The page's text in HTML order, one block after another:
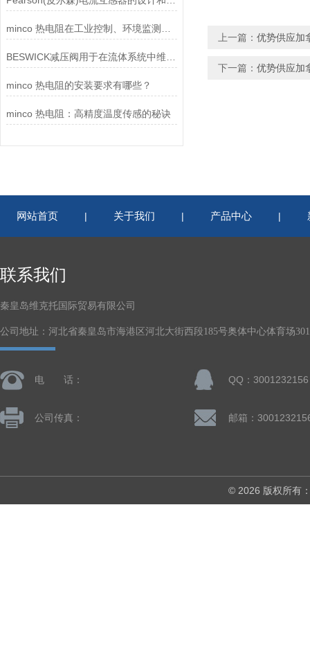
minco 热电阻的安装要求有哪些？
minco 热电阻：高精度温度传感的秘诀
上一篇： 优势供应加
下一篇： 优势供应加
网站首页 | 关于我们 | 产品中心 |
联系我们
秦皇岛维克托国际贸易有限公司
公司地址：河北省秦皇岛市海港区河北大街西段185号奥体中心体育场
电 话： QQ：3001232156
公司传真： 邮箱：
© 2026 版权所有